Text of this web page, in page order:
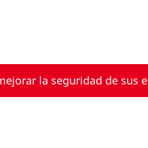
la seguridad de sus